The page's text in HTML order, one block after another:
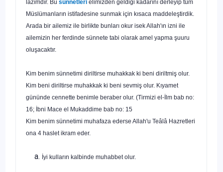
lazımdır. Bu sünnetleri elimizden geldiği kadarını derleyip tüm
Müs­lümanların istifadesine sunmak için kısaca maddeleştirdik.
Arada bir ailemiz ile birlikte bunları okur isek Allah'ın izni ile
ailemizin her ferdinde sünnete tabi olarak amel yapma şuuru
oluşacaktır.
Kim benim sünnetimi diriltirse muhakkak ki beni diriltmiş olur.
Kim beni diril­tirse muhakkak ki beni sevmiş olur. Kıyamet
gününde cennette benimle be­raber olur. (Tirmizi el-İlm bab no:
16; İbni Mace el Mukaddime bab no: 15
Kim benim sünnetimi muhafaza ederse Allah'u Teâlâ Hazretleri
ona 4 haslet ikram eder.
İyi kulların kalbinde muhabbet olur.